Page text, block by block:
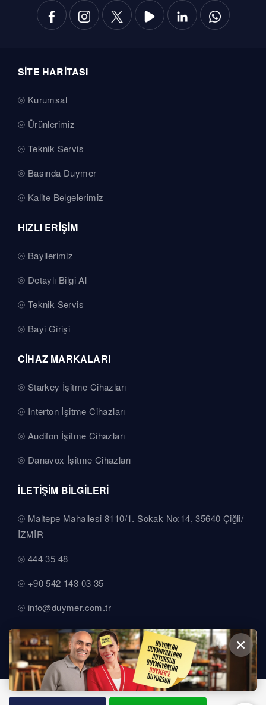
SİTE HARİTASI
Kurumsal
Ürünlerimiz
Teknik Servis
Basında Duymer
Kalite Belgelerimiz
HIZLI ERİŞİM
Bayilerimiz
Detaylı Bilgi Al
Teknik Servis
Bayi Girişi
CİHAZ MARKALARI
Starkey İşitme Cihazları
Interton İşitme Cihazları
Audifon İşitme Cihazları
Danavox İşitme Cihazları
İLETİŞİM BİLGİLERİ
Maltepe Mahallesi 8110/1. Sokak No:14, 35640 Çiğli/
İZMİR
444 35 48
+90 542 143 03 35
info@duymer.com.tr